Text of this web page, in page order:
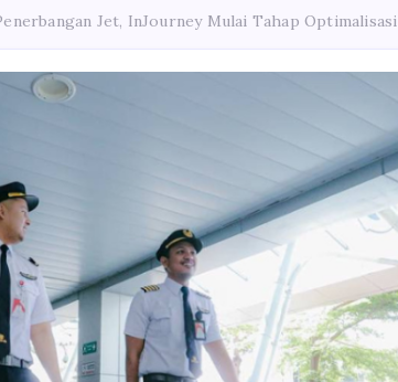
Jet, InJourney Mulai Tahap Optimalisasi